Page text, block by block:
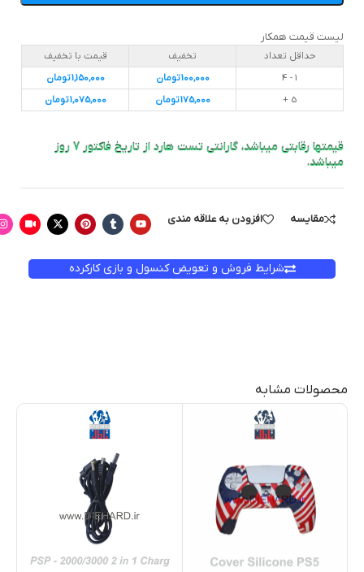
لیست قیمت همکار
حداقل تعداد تخفیف
قیمت با تخفیف
1 - 4
100,000تومان 1,150,000تومان
5 +
175,000تومان 1,075,000تومان
قیمتها رقابتی میباشد، گارانتی تست هارد از تاریخ فاکتور 7 روز
میباشد.
مقایسه افزودن به علاقه مندی
شرایط فروش و تعویض کنسول و بازی کارکرده
محصولات مشابه